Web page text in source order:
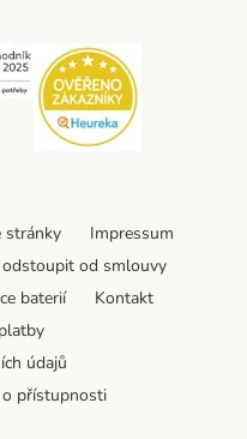
Security
stránky
Impressum
odstoupit od smlouvy
baterií
Kontakt
údajů
přístupnosti